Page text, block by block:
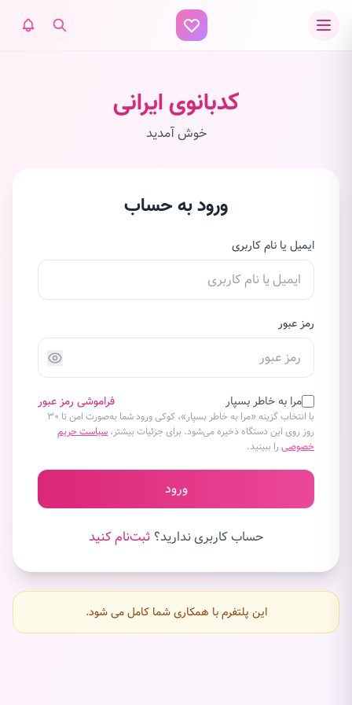
کدبانوی ایرانی
خوش آمدید
ورود به حساب
ایمیل یا نام کاربری
رمز عبور
مرا به خاطر بسپار فراموشی رمز عبور
با انتخاب گزینه «مرا به خاطر بسپار»، کوکی ورود شما به‌صورت امن تا ۳۰
روز روی این دستگاه ذخیره می‌شود. برای جزئیات بیشتر، سیاست حریم
خصوصیرا ببینید.
ورود
حساب کاربری ندارید؟ثبت‌نام کنید
این پلتفرم با همکاری شما کامل می شود.